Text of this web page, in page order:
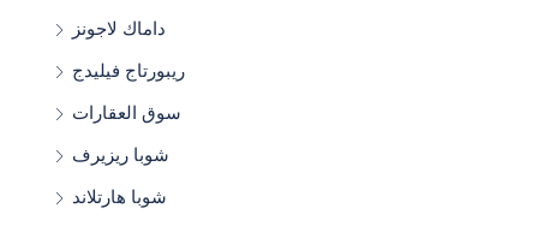
داماك لاجونز
ريبورتاج فيليدج
سوق العقارات
شوبا ريزيرف
شوبا هارتلاند